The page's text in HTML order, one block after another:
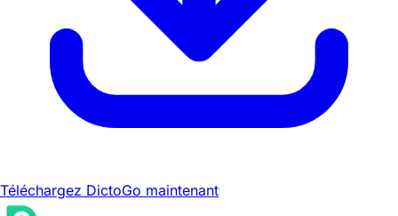
Téléchargez DictoGo maintenant